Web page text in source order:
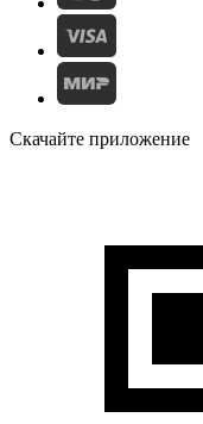
Скачайте приложение